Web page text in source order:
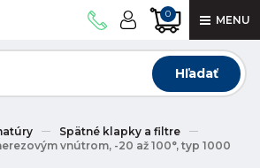
0 MENU
Hľadať
Spätné klapky a filtre
vnútrom, -20 až 100°, typ 1000